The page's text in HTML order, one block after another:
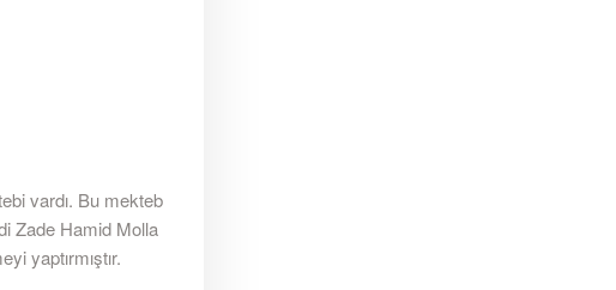
vardı. Bu mekteb
Zade Hamid Molla
yaptırmıştır.